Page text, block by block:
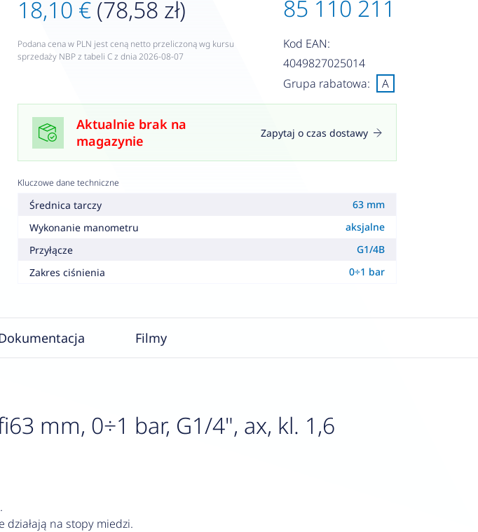
18,10 € (78,58 zł)
Podana cena w PLN jest ceną netto przeliczoną wg kursu
sprzedaży NBP z tabeli C z dnia 2026-08-07
85 110 211
Kod EAN:
4049827025014
Grupa rabatowa:
A
Aktualnie brak na
magazynie
Zapytaj o czas dostawy
Kluczowe dane techniczne
Średnica tarczy
63 mm
Wykonanie manometru
aksjalne
Przyłącze
G1/4B
Zakres ciśnienia
0÷1 bar
Filmy
mm, 0÷1 bar, G1/4", ax, kl. 1,6
na stopy miedzi.